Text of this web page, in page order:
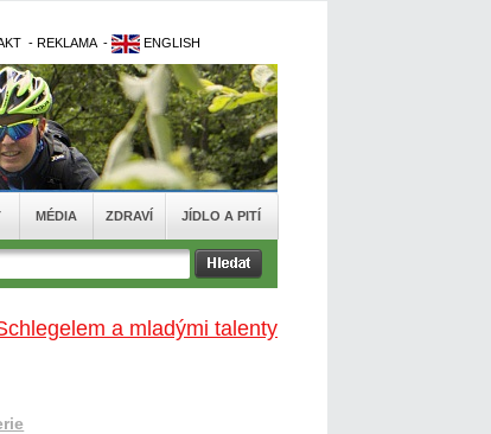
- REKLAMA - ENGLISH
MÉDIA ZDRAVÍ JÍDLO A PITÍ
a mladými talenty